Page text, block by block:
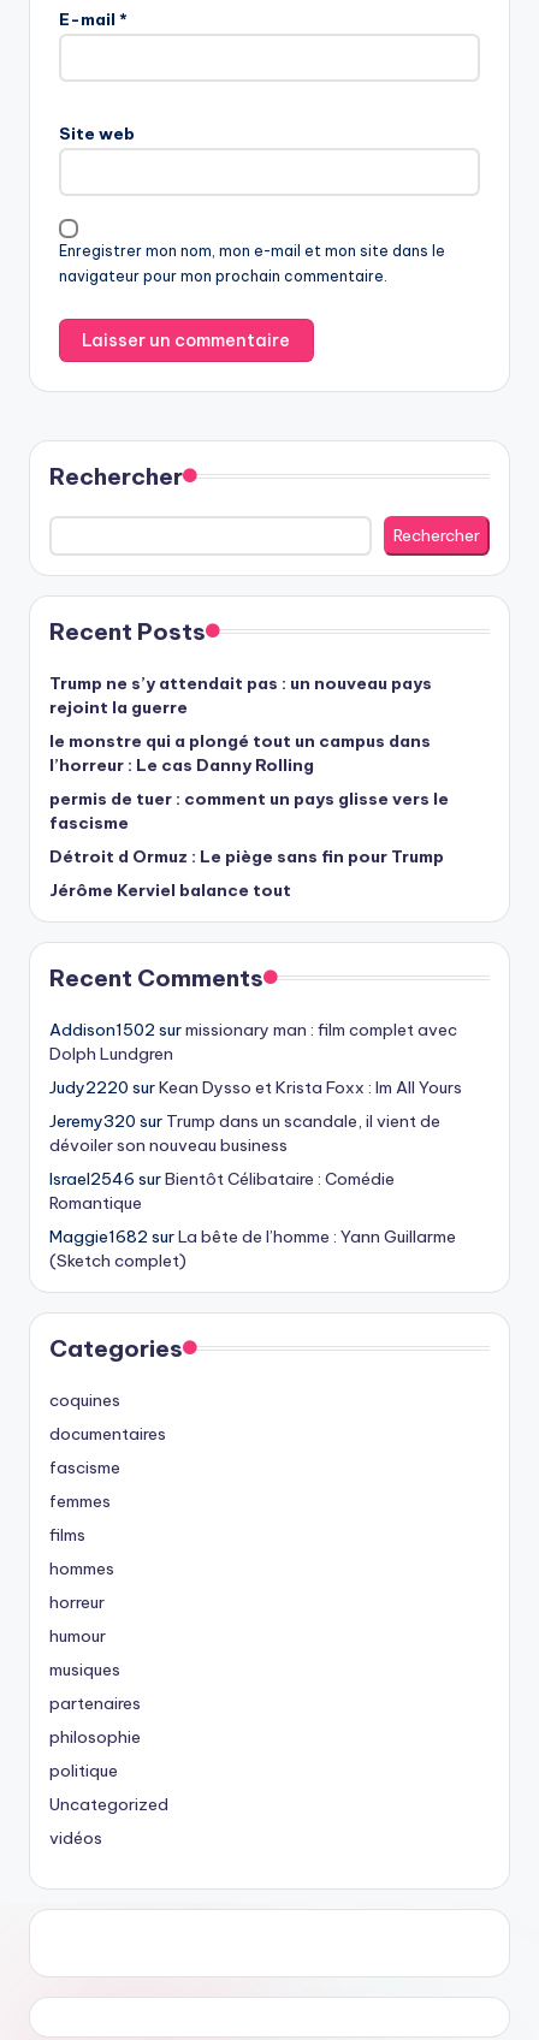
E-mail *
Site web
Enregistrer mon nom, mon e-mail et mon site dans le
navigateur pour mon prochain commentaire.
Rechercher
Rechercher
Recent Posts
Trump ne s’y attendait pas : un nouveau pays
rejoint la guerre
le monstre qui a plongé tout un campus dans
l’horreur : Le cas Danny Rolling
permis de tuer : comment un pays glisse vers le
fascisme
Détroit d Ormuz : Le piège sans fin pour Trump
Jérôme Kerviel balance tout
Recent Comments
Addison1502 surmissionary man : film complet avec
Dolph Lundgren
Judy2220 surKean Dysso et Krista Foxx : Im All Yours
Jeremy320 sur Trump dans un scandale, il vient de
dévoiler son nouveau business
Israel2546 surBientôt Célibataire : Comédie
Romantique
Maggie1682 surLa bête de l’homme : Yann Guillarme
(Sketch complet)
Categories
coquines
documentaires
fascisme
femmes
films
hommes
horreur
humour
musiques
partenaires
philosophie
politique
Uncategorized
vidéos